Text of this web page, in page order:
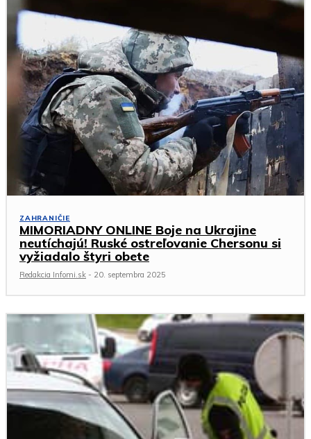
ZAHRANIČIE
MIMORIADNY ONLINE Boje na Ukrajine
neutíchajú! Ruské ostreľovanie Chersonu si
vyžiadalo štyri obete
Redakcia Infomi.sk - 20. septembra 2025